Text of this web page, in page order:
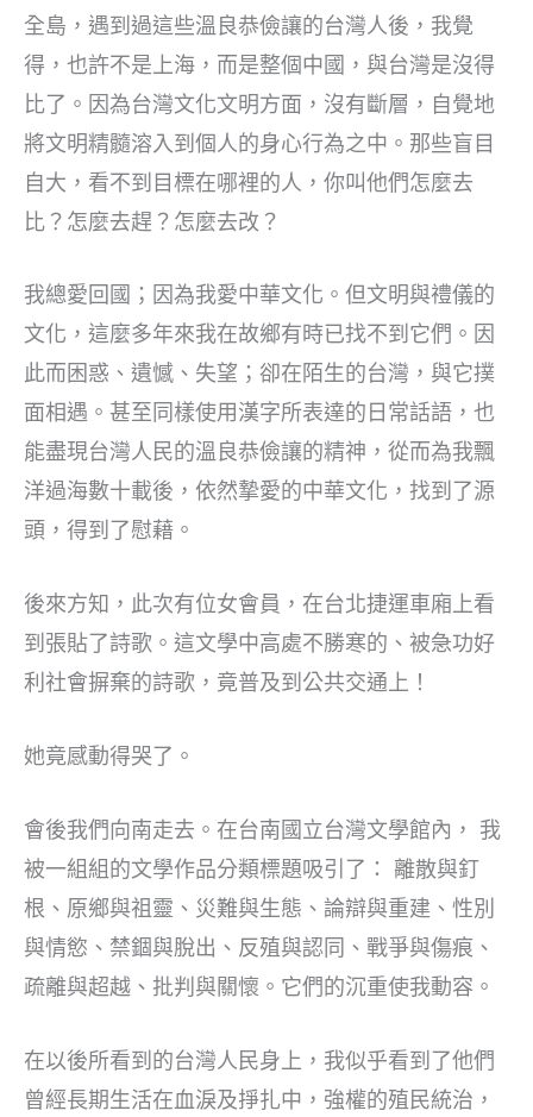
全島，遇到過這些溫良恭儉讓的台灣人後，我覺
得，也許不是上海，而是整個中國，與台灣是沒得
比了。因為台灣文化文明方面，沒有斷層，自覺地
將文明精髓溶入到個人的身心行為之中。那些盲目
自大，看不到目標在哪裡的人，你叫他們怎麼去
比？怎麼去趕？怎麼去改？
我總愛回國；因為我愛中華文化。但文明與禮儀的
文化，這麼多年來我在故鄉有時已找不到它們。因
此而困惑、遺憾、失望；卻在陌生的台灣，與它撲
面相遇。甚至同樣使用漢字所表達的日常話語，也
能盡現台灣人民的溫良恭儉讓的精神，從而為我飄
洋過海數十載後，依然摯愛的中華文化，找到了源
頭，得到了慰藉。
後來方知，此次有位女會員，在台北捷運車廂上看
到張貼了詩歌。這文學中高處不勝寒的、被急功好
利社會摒棄的詩歌，竟普及到公共交通上！
她竟感動得哭了。
會後我們向南走去。在台南國立台灣文學館內， 我
被一組組的文學作品分類標題吸引了： 離散與釘
根、原鄉與祖靈、災難與生態、論辯與重建、性別
與情慾、禁錮與脫出、反殖與認同、戰爭與傷痕、
疏離與超越、批判與關懷。它們的沉重使我動容。
在以後所看到的台灣人民身上，我似乎看到了他們
曾經長期生活在血淚及掙扎中，強權的殖民統治，